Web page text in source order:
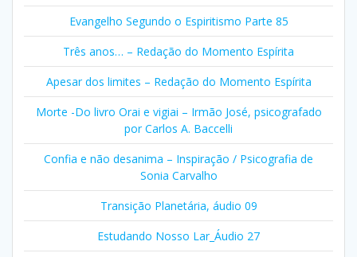
Evangelho Segundo o Espiritismo Parte 85
Três anos… – Redação do Momento Espírita
Apesar dos limites – Redação do Momento Espírita
Morte -Do livro Orai e vigiai – Irmão José, psicografado
por Carlos A. Baccelli
Confia e não desanima – Inspiração / Psicografia de
Sonia Carvalho
Transição Planetária, áudio 09
Estudando Nosso Lar_Áudio 27